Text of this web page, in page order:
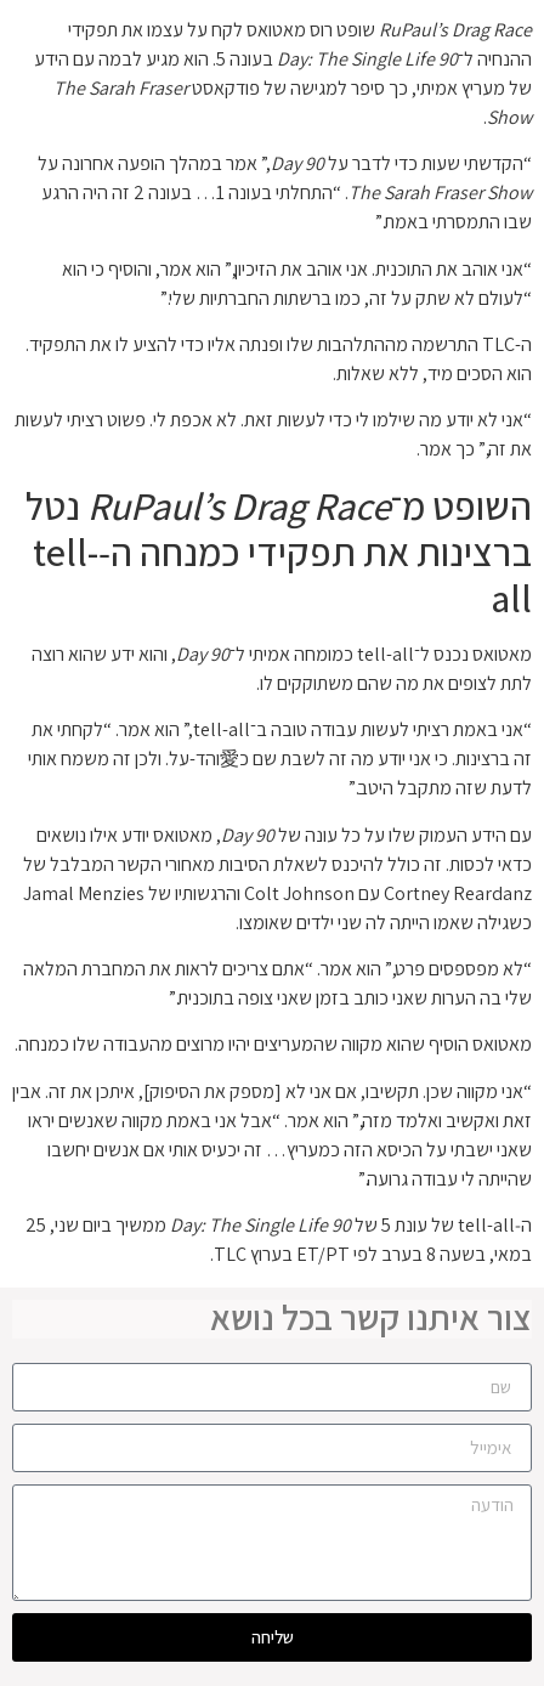
RuPaul’s Drag Race שופט רוס מאטואס לקח על עצמו את תפקידי
ההנחיה ל־90 Day: The Single Life
בעונה 5. הוא מגיע לבמה עם הידע
של מעריץ אמיתי, כך סיפר למגישה של פודקאסטThe Sarah Fraser
Show
.
“הקדשתי שעות כדי לדבר על90 Day
,” אמר במהלך הופעה אחרונה על
The Sarah Fraser Show
. “התחלתי בעונה 1… בעונה 2 זה היה הרגע
שבו התמסרתי באמת.”
“אני אוהב את התוכנית. אני אוהב את הזיכיון,” הוא אמר, והוסיף כי הוא
“לעולם לא שתק על זה, כמו ברשתות החברתיות שלי.”
ה-TLC התרשמה מההתלהבות שלו ופנתה אליו כדי להציע לו את התפקיד.
הוא הסכים מיד, ללא שאלות.
“אני לא יודע מה שילמו לי כדי לעשות זאת. לא אכפת לי. פשוט רציתי לעשות
את זה,” כך אמר.
השופט מ־RuPaul’s Drag Race נטל
ברצינות את תפקידי כמנחה ה‑tell-
all
מאטואס נכנס ל־tell-all כמומחה אמיתי ל־ 90 Day
, והוא ידע שהוא רוצה
לתת לצופים את מה שהם משתוקקים לו.
“אני באמת רציתי לעשות עבודה טובה ב־tell-all,” הוא אמר. “לקחתי את
זה ברצינות. כי אני יודע מה זה לשבת שם כ愛והד-על. ולכן זה משמח אותי
לדעת שזה מתקבל היטב.”
עם הידע העמוק שלו על כל עונה של90 Day
, מאטואס יודע אילו נושאים
כדאי לכסות. זה כולל להיכנס לשאלת הסיבות מאחורי הקשר המבלבל של
Cortney Reardanz עם Colt Johnson והרגשותיו של Jamal Menzies
כשגילה שאמו הייתה לה שני ילדים שאומצו.
“לא מפספסים פרט,” הוא אמר. “אתם צריכים לראות את המחברת המלאה
שלי בה הערות שאני כותב בזמן שאני צופה בתוכנית.”
מאטואס הוסיף שהוא מקווה שהמעריצים יהיו מרוצים מהעבודה שלו כמנחה.
“אני מקווה שכן. תקשיבו, אם אני לא [מספק את הסיפוק], איתכן את זה. אבין
זאת ואקשיב ואלמד מזה,” הוא אמר. “אבל אני באמת מקווה שאנשים יראו
שאני ישבתי על הכיסא הזה כמעריץ… זה יכעיס אותי אם אנשים יחשבו
שהייתה לי עבודה גרועה.”
ה‑tell-all של עונת 5 של
90 Day: The Single Life
ממשיך ביום שני, 25
במאי, בשעה 8 בערב לפי ET/PT בערוץ TLC.
צור איתנו קשר בכל נושא
שליחה